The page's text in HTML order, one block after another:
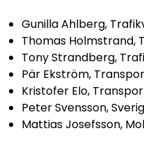
Gunilla Ahlberg,
Thomas Holmstrand,
Tony Strandberg,
Pär Ekström,
Kristofer Elo,
Peter Svensson,
Mattias Josefsson,